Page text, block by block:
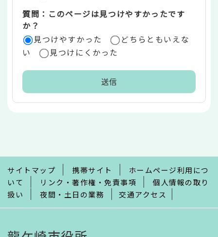
質問：このページは見つけやすかったです
か？
見つけやすかった
どちらともいえな
い
見つけにくかった
で
サイトマップ 携帯サイト
ホームページ利用につ
いて
リンク・著作権・免責事項
個人情報の取り
扱い
夜間・土日の業務 交通アクセス